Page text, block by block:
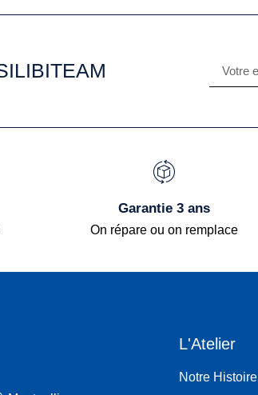
Garantie 3 ans
On répare ou on remplace
L'Atelier
Notre Histoire